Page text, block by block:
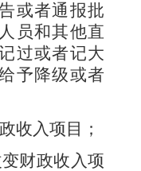
或者通报批
员和其他直
过或者记大
予降级或者
收入项目；
财政收入项